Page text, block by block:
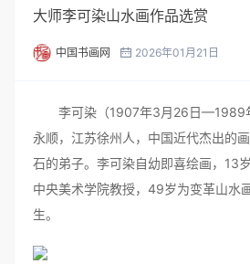
大师李可染山水画作品选赏
中国书画网 2026年01月21日
李可染（1907年3月26日—1989
永顺，江苏徐州人，中国近代杰出的
石的弟子。李可染自幼即喜绘画，13
中央美术学院教授，49岁为变革山水
生。